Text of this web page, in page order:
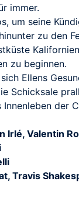
immer.
um seine
zu den
zu beginnen.
Ellens
Schicksale
Innenleben der
Irlé, Valentin
Travis